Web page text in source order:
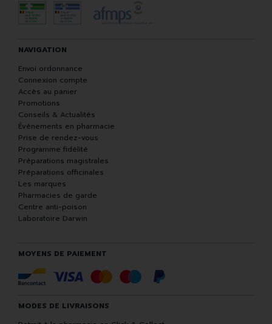
NAVIGATION
Envoi ordonnance
Connexion compte
Accès au panier
Promotions
Conseils & Actualités
Événements en pharmacie
Prise de rendez-vous
Programme fidélité
Préparations magistrales
Préparations officinales
Les marques
Pharmacies de garde
Centre anti-poison
Laboratoire Darwin
MOYENS DE PAIEMENT
MODES DE LIVRAISONS